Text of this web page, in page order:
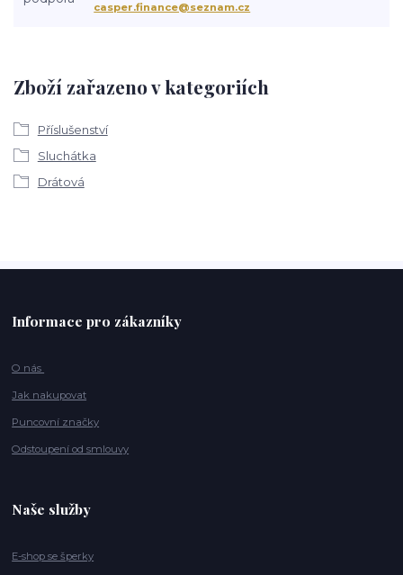
Zboží zařazeno v kategoriích
Příslušenství
Sluchátka
Drátová
casper.finance@seznam.cz
Informace pro zákazníky
O nás
Jak nakupovat
Puncovní značky
Odstoupení od smlouvy
Naše služby
E-shop se šperky